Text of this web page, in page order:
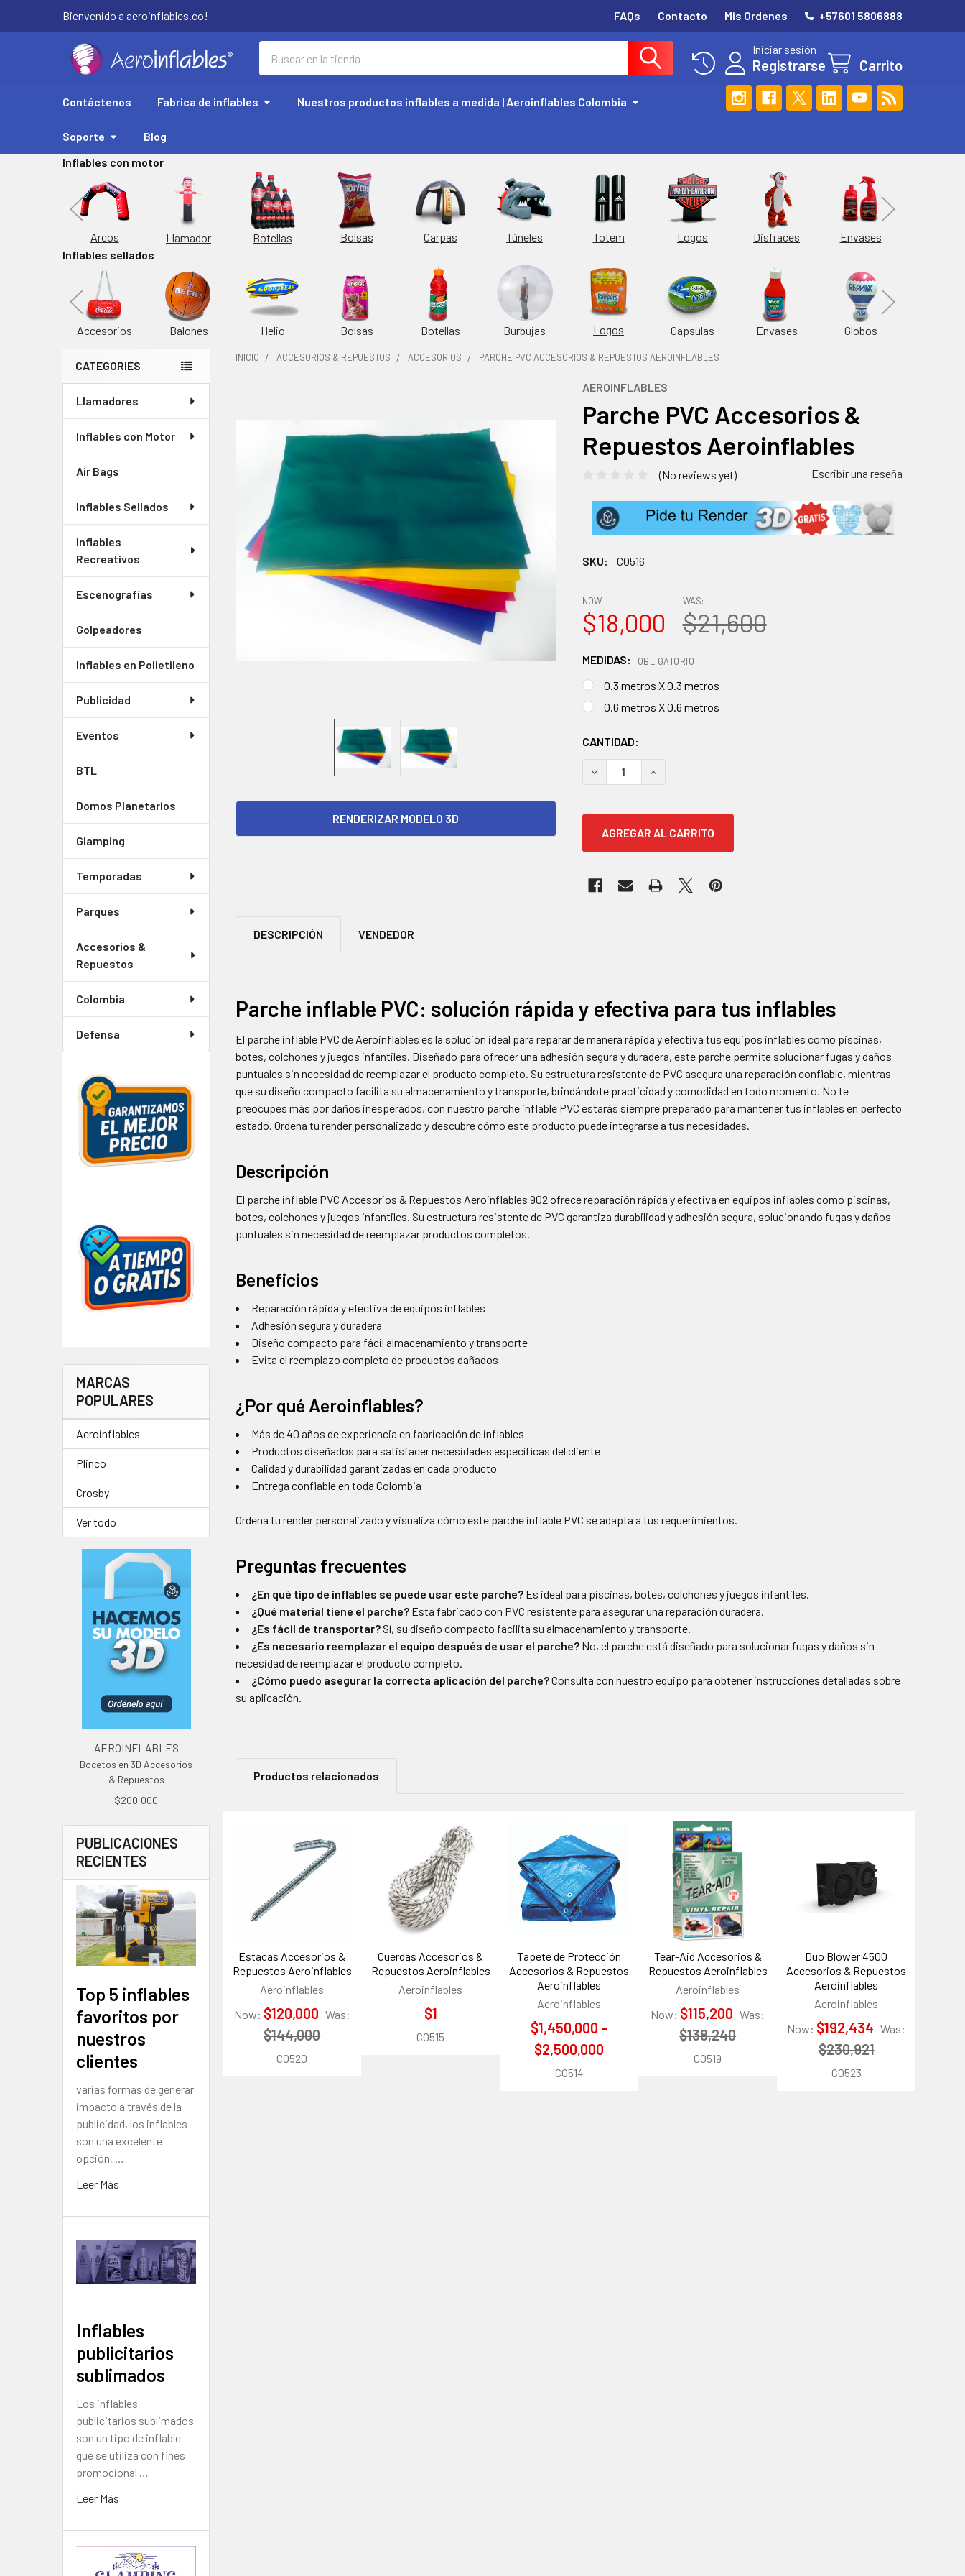
Bienvenido a aeroinflables.co! FAQs Contacto Mis Ordenes +57601 5806888
Iniciar sesión
Registrarse Carrito
Contáctenos Fabrica de inflables Nuestros productos inflables a medida | Aeroinflables Colombia
Soporte
Blog
Inflables con motor
Arcos Llamador Botellas Bolsas Carpas Túneles Totem Logos Disfraces Envases
Inflables sellados
Accesorios Balones Helio Bolsas Botellas Burbujas Logos Capsulas Envases Globos
Barra
lateral
CATEGORIES
Llamadores
Inflables con Motor
Air Bags
Inflables Sellados
Inflables
Recreativos
Escenografías
Golpeadores
Inflables en Polietileno
Publicidad
Eventos
BTL
Domos Planetarios
Glamping
Temporadas
Parques
Accesorios &
Repuestos
Colombia
Defensa
MARCAS
POPULARES
Aeroinflables
Plinco
Crosby
Ver todo
AEROINFLABLES
Bocetos en 3D Accesorios
& Repuestos
$200,000
PUBLICACIONES
RECIENTES
Top 5 inflables
favoritos por
nuestros
clientes
varias formas de generar
impacto a través de la
publicidad, los inflables
son una excelente
opción, …
Leer Más
Inflables
publicitarios
sublimados
Los inflables
publicitarios sublimados
son un tipo de inflable
que se utiliza con fines
promocional …
Leer Más
INICIO ACCESORIOS & REPUESTOS ACCESORIOS PARCHE PVC ACCESORIOS & REPUESTOS AEROINFLABLES
AEROINFLABLES
Parche PVC Accesorios &
Repuestos Aeroinflables
(No reviews yet) Escribir una reseña
SKU: CO516
RENDERIZAR MODELO 3D
NOW:
$18,000
WAS:
$21,600
MEDIDAS: OBLIGATORIO
0.3 metros X 0.3 metros
0.6 metros X 0.6 metros
EXISTENCIAS
ACTUALES:
CANTIDAD:
DISMINUIR CANTIDAD:AUMENTAR CANTIDAD:
FRECUENCIA:
SELECCIONAR
TODO
AGREGAR
SELECCIONADOS
AL CARRITO
DESCRIPCIÓN VENDEDOR
Parche inflable PVC: solución rápida y efectiva para tus inflables
El parche inflable PVC de Aeroinflables es la solución ideal para reparar de manera rápida y efectiva tus equipos inflables como piscinas,
botes, colchones y juegos infantiles. Diseñado para ofrecer una adhesión segura y duradera, este parche permite solucionar fugas y daños
puntuales sin necesidad de reemplazar el producto completo. Su estructura resistente de PVC asegura una reparación confiable, mientras
que su diseño compacto facilita su almacenamiento y transporte, brindándote practicidad y comodidad en todo momento. No te
preocupes más por daños inesperados, con nuestro parche inflable PVC estarás siempre preparado para mantener tus inflables en perfecto
estado. Ordena tu render personalizado y descubre cómo este producto puede integrarse a tus necesidades.
Descripción
El parche inflable PVC Accesorios & Repuestos Aeroinflables 902 ofrece reparación rápida y efectiva en equipos inflables como piscinas,
botes, colchones y juegos infantiles. Su estructura resistente de PVC garantiza durabilidad y adhesión segura, solucionando fugas y daños
puntuales sin necesidad de reemplazar productos completos.
Beneficios
Reparación rápida y efectiva de equipos inflables
Adhesión segura y duradera
Diseño compacto para fácil almacenamiento y transporte
Evita el reemplazo completo de productos dañados
¿Por qué Aeroinflables?
Más de 40 años de experiencia en fabricación de inflables
Productos diseñados para satisfacer necesidades específicas del cliente
Calidad y durabilidad garantizadas en cada producto
Entrega confiable en toda Colombia
Ordena tu render personalizado y visualiza cómo este parche inflable PVC se adapta a tus requerimientos.
Preguntas frecuentes
¿En qué tipo de inflables se puede usar este parche? Es ideal para piscinas, botes, colchones y juegos infantiles.
¿Qué material tiene el parche? Está fabricado con PVC resistente para asegurar una reparación duradera.
¿Es fácil de transportar? Sí, su diseño compacto facilita su almacenamiento y transporte.
¿Es necesario reemplazar el equipo después de usar el parche? No, el parche está diseñado para solucionar fugas y daños sin
necesidad de reemplazar el producto completo.
¿Cómo puedo asegurar la correcta aplicación del parche?Consulta con nuestro equipo para obtener instrucciones detalladas sobre
su aplicación.
Productos relacionados
Productos
relacionados
Estacas Accesorios &
Repuestos Aeroinflables
Aeroinflables
Now: $120,000 Was:
$144,000
CO520
Cuerdas Accesorios &
Repuestos Aeroinflables
Aeroinflables
$1
CO515
Tapete de Protección
Accesorios & Repuestos
Aeroinflables
Aeroinflables
$1,450,000 -
$2,500,000
CO514
Tear-Aid Accesorios &
Repuestos Aeroinflables
Aeroinflables
Now: $115,200 Was:
$138,240
CO519
Duo Blower 4500
Accesorios & Repuestos
Aeroinflables
Aeroinflables
Now: $192,434 Was:
$230,921
CO523